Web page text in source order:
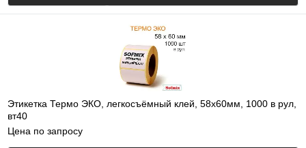
Этикетка Термо ЭКО, легкосъёмный клей, 58х60мм, 1000 в рул,
вт40
Цена по запросу